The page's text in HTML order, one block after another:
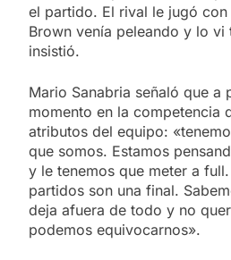
el partido. El rival le jugó
Brown venía peleando y lo
insistió.
Mario Sanabria señaló que a
momento en la competencia
atributos del equipo:
que somos. Estamos
y le tenemos que meter a
partidos son una final.
deja afuera de todo y no
podemos equivocarnos».